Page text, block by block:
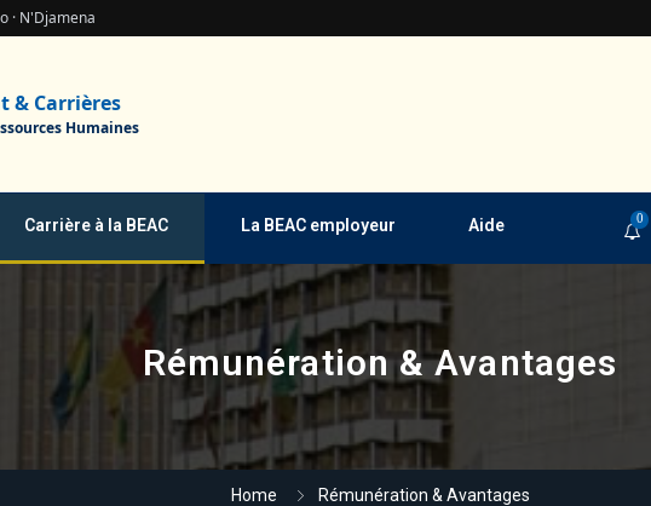
· N'Djamena
& Carrières
Humaines
Carrière à la BEAC La BEAC employeur Aide 0
Rémunération & Avantages
Home Rémunération & Avantages